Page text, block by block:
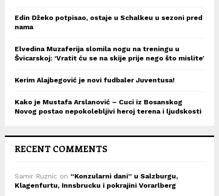
Edin Džeko potpisao, ostaje u Schalkeu u sezoni pred
nama
Elvedina Muzaferija slomila nogu na treningu u
Švicarskoj: ‘Vratit ću se na skije prije nego što mislite’
Kerim Alajbegović je novi fudbaler Juventusa!
Kako je Mustafa Arslanović – Cuci iz Bosanskog
Novog postao nepokolebljivi heroj terena i ljudskosti
RECENT COMMENTS
Samir Ruznic on “Konzularni dani” u Salzburgu,
Klagenfurtu, Innsbrucku i pokrajini Vorarlberg